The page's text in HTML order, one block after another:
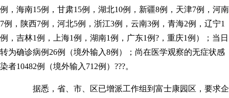
例，海南15例，甘肃15例，湖北10例，新疆8例，天津7例，河南
7例，陕西7例，河北5例，浙江3例，云南3例，青海2例，辽宁1
例，吉林1例，上海1例，湖南1例，广东1例?，重庆1例）；当日
转为确诊病例26例（境外输入8例）；尚在医学观察的无症状感
染者10482例（境外输入712例）???。
据悉，省、市、区已增派工作组到富士康园区，要求企